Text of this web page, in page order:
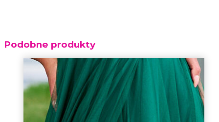
Podobne produkty